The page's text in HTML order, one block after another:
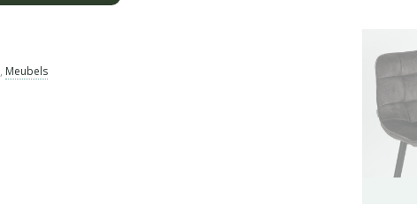
, Meubels